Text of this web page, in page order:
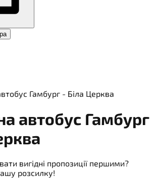
Гамбург - Біла Церква
автобус Гамбург
вигідні пропозиції першими?
розсилку!